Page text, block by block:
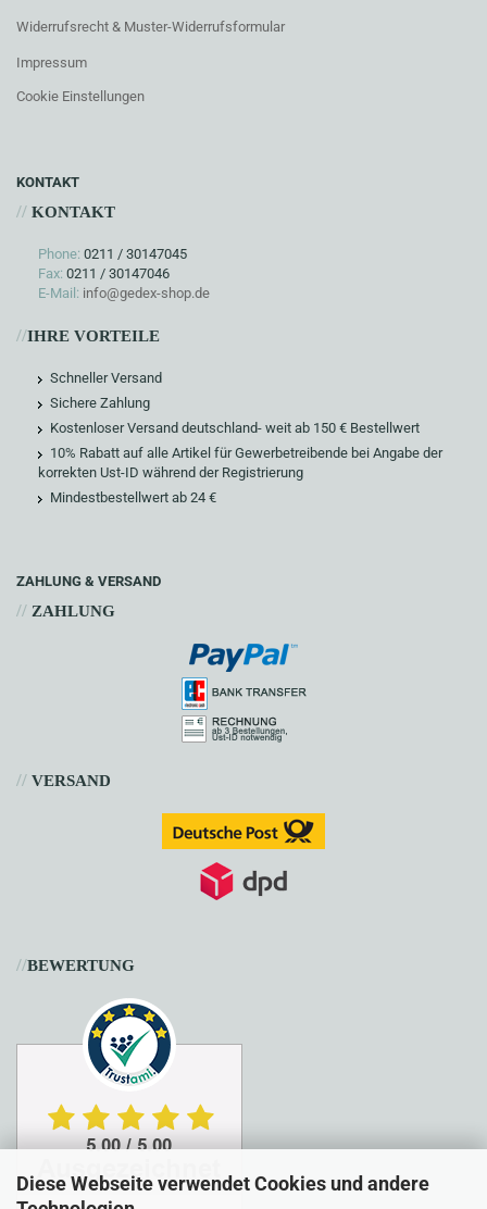
Diese Webseite verwendet Cookies und andere
Widerrufsrecht & Muster-Widerrufsformular
Impressum
Cookie Einstellungen
KONTAKT
// KONTAKT
Phone: 0211 / 30147045
Fax: 0211 / 30147046
E-Mail: info@gedex-shop.de
//IHRE VORTEILE
Schneller Versand
Sichere Zahlung
Kostenloser Versand deutschland- weit ab 150 € Bestellwert
10% Rabatt auf alle Artikel für Gewerbetreibende bei Angabe der
korrekten Ust-ID während der Registrierung
Mindestbestellwert ab 24 €
ZAHLUNG & VERSAND
// ZAHLUNG
// VERSAND
//BEWERTUNG